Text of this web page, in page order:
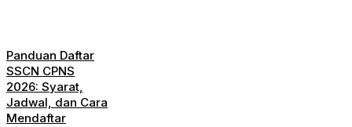
Panduan Daftar
SSCN CPNS
2026: Syarat,
Jadwal, dan Cara
Mendaftar